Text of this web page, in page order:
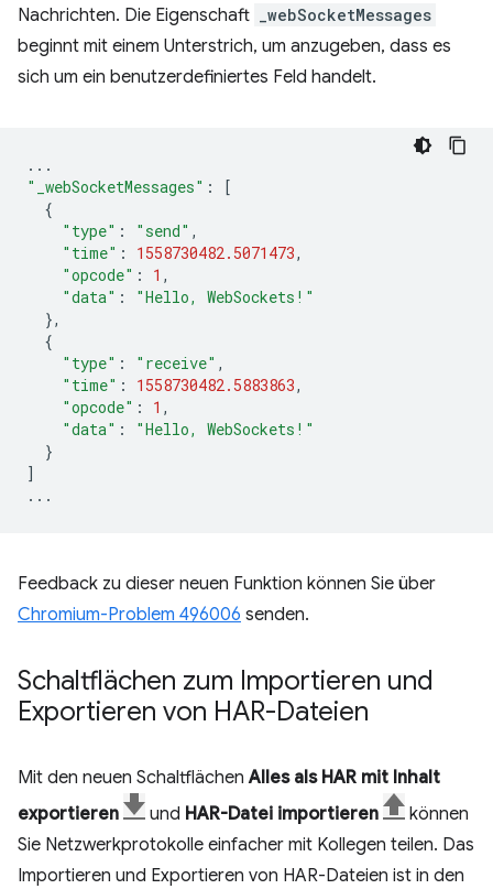
Nachrichten. Die Eigenschaft _webSocketMessages
beginnt mit einem Unterstrich, um anzugeben, dass es
sich um ein benutzerdefiniertes Feld handelt.
...
"_webSocketMessages" :
[
{
"type" : "send" ,
"time" : 1558730482.5071473,
"opcode" : 1 ,
"data" :
"Hello, WebSockets!"
},
{
"type" : "receive" ,
"time" : 1558730482.5883863,
"opcode" : 1 ,
"data" :
"Hello, WebSockets!"
}
]
...
Feedback zu dieser neuen Funktion können Sie über
Chromium-Problem 496006 senden.
Schaltflächen zum Importieren und
Exportieren von HAR-Dateien
Mit den neuen SchaltflächenAlles als HAR mit Inhalt
exportieren
und HAR-Datei importieren
können
Sie Netzwerkprotokolle einfacher mit Kollegen teilen. Das
Importieren und Exportieren von HAR-Dateien ist in den